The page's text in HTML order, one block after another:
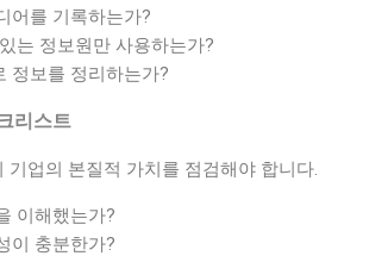
어를 기록하는가?
는 정보원만 사용하는가?
정보를 정리하는가?
리스트
기업의 본질적 가치를 점검해야 합니다.
이해했는가?
이 충분한가?